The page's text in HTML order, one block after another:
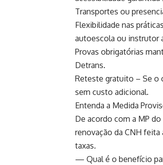
Transportes ou
Flexibilidade nas
autoescola ou instrutor
Provas obrigatórias
Detrans.
Reteste gratuito – Se o
sem custo adicional.
Entenda a Medida
De acordo com a MP
renovação da CNH
taxas.
— Qual é o benefício